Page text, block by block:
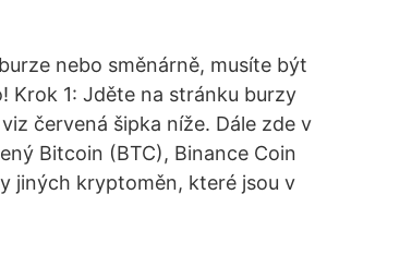
nebo směnárně, musíte být
Krok 1: Jděte na stránku burzy
červená šipka níže. Dále zde v
Bitcoin (BTC), Binance Coin
jiných kryptoměn, které jsou v